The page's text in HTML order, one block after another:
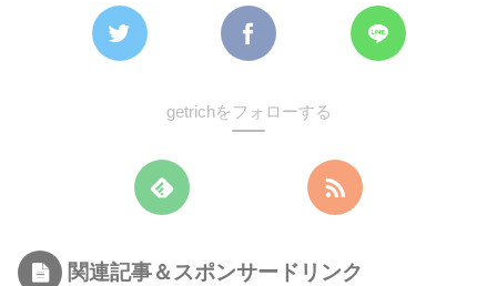
getrichをフォローする
関連記事＆スポンサードリンク